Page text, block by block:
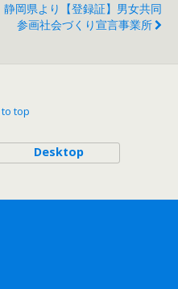
静岡県より【登録証】男女共同
参画社会づくり宣言事業所
to top
Desktop